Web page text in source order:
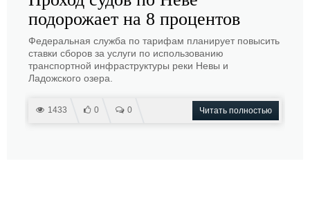
подорожает на 8 процентов
Федеральная служба по тарифам планирует повысить
ставки сборов за услуги по использованию
транспортной инфраструктуры реки Невы и
Ладожского озера.
1433 0 0 Читать полностью